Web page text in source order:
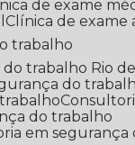
de exame
Clínica de exame
trabalho
do trabalho Rio
do
do trabalho
em